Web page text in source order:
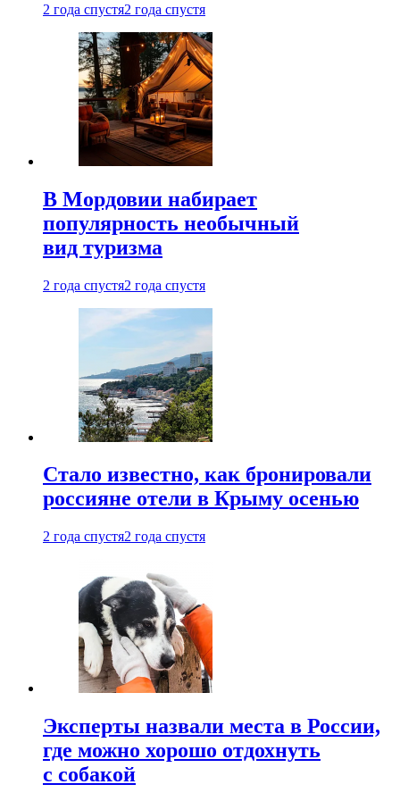
2 года спустя2 года спустя
В Мордовии набирает
популярность необычный
вид туризма
2 года спустя2 года спустя
Стало известно, как бронировали
россияне отели в Крыму осенью
2 года спустя2 года спустя
Эксперты назвали места в России,
где можно хорошо отдохнуть
с собакой